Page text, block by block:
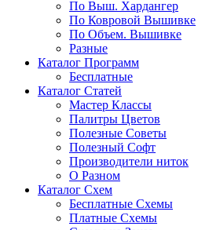
По Выш. Хардангер
По Ковровой Вышивке
По Объем. Вышивке
Разные
Каталог Программ
Бесплатные
Каталог Статей
Мастер Классы
Палитры Цветов
Полезные Советы
Полезный Софт
Производители ниток
О Разном
Каталог Схем
Бесплатные Схемы
Платные Схемы